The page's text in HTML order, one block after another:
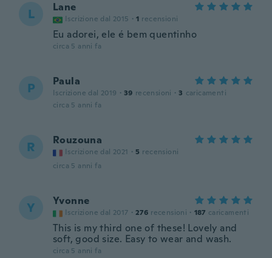
L Lane
Iscrizione dal 2015 · 1 recensioni
Eu adorei, ele é bem quentinho
circa 5 anni fa
P Paula
Iscrizione dal 2019 · 39 recensioni · 3 caricamenti
circa 5 anni fa
R Rouzouna
Iscrizione dal 2021 · 5 recensioni
circa 5 anni fa
Y Yvonne
Iscrizione dal 2017 · 276 recensioni · 187 caricamenti
This is my third one of these! Lovely and
soft, good size. Easy to wear and wash.
circa 5 anni fa